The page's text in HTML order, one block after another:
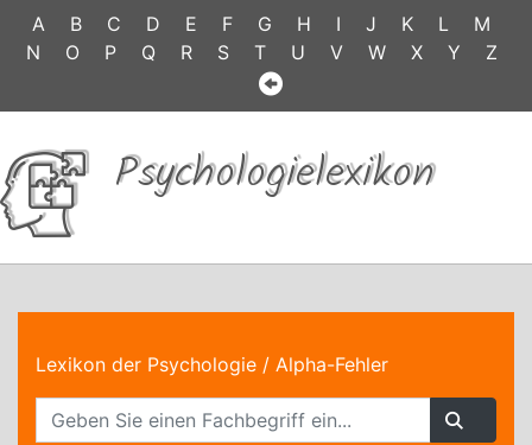
A B C D E F G H I J K L
M
N
O P Q R S T U V W X Y Z
Psychologielexikon
Lexikon der Psychologie / Alpha-Fehler